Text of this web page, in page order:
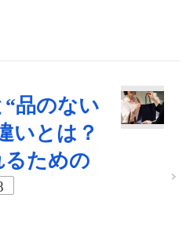
品のない
いとは？
るための